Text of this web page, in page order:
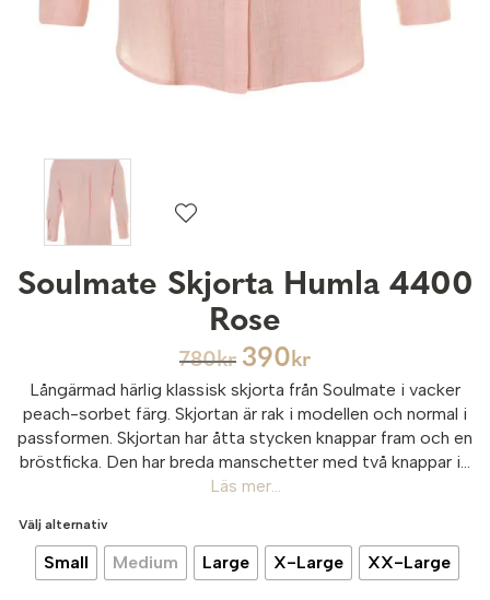
Soulmate Skjorta Humla 4400
Rose
780kr 390 kr
Långärmad härlig klassisk skjorta från Soulmate i vacker
peach-sorbet färg. Skjortan är rak i modellen och normal i
passformen. Skjortan har åtta stycken knappar fram och en
bröstficka. Den har breda manschetter med två knappar i...
Läs mer...
Välj alternativ
Small Medium Large X-Large XX-Large